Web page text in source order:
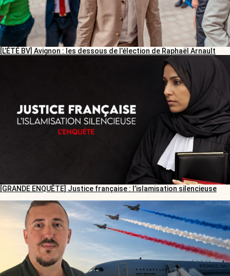
[L’ÉTÉ BV] Avignon : les dessous de l’élection de Raphaël Arnault
[GRANDE ENQUÊTE] Justice française : l’islamisation silencieuse